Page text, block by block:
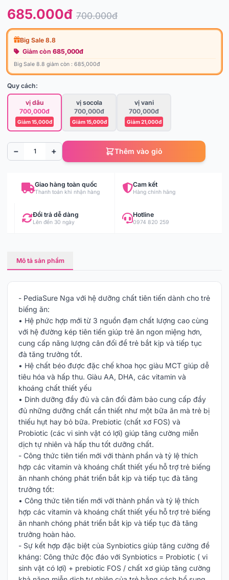
685.000đ 700.000đ
Big Sale 8.8
Giảm còn 685,000đ
Big Sale 8.8 giảm còn : 685,000đ
Quy cách:
vị dâu
700,000đ
Giảm 15,000đ
vị socola
700,000đ
Giảm 15,000đ
vị vani
700,000đ
Giảm 21,000đ
− + Thêm vào giỏ
Giao hàng toàn quốc
Thanh toán khi nhận hàng
Cam kết
Hàng chính hãng
Đổi trả dễ dàng
Lên đến 30 ngày
Hotline
0974 820 259
Mô tả sản phẩm
- PediaSure Nga với hệ dưỡng chất tiên tiến dành cho trẻ
biếng ăn:
• Hệ phức hợp mới từ 3 nguồn đạm chất lượng cao cùng
với hệ đường kép tiên tiến giúp trẻ ăn ngon miệng hơn,
cung cấp năng lượng cân đối để trẻ bắt kịp và tiếp tục
đà tăng trưởng tốt.
• Hệ chất béo được đặc chế khoa học giàu MCT giúp dễ
tiêu hóa và hấp thu. Giàu AA, DHA, các vitamin và
khoáng chất thiết yếu
• Dinh dưỡng đầy đủ và cân đối đảm bảo cung cấp đầy
đủ những dưỡng chất cần thiết như một bữa ăn mà trẻ bị
thiếu hụt hay bỏ bữa. Prebiotic (chất xơ FOS) và
Probiotic (các vi sinh vật có lợi) giúp tăng cường miễn
dịch tự nhiên và hấp thu tốt dưỡng chất.
- Công thức tiên tiến mới với thành phần và tỷ lệ thích
hợp các vitamin và khoáng chất thiết yếu hỗ trợ trẻ biếng
ăn nhanh chóng phát triển bắt kịp và tiếp tục đà tăng
trưởng tốt:
• Công thức tiên tiến mới với thành phần và tỷ lệ thích
hợp các vitamin và khoáng chất thiết yếu hỗ trợ trẻ biếng
ăn nhanh chóng phát triển bắt kịp và tiếp tục đà tăng
trưởng hoàn hảo.
- Sự kết hợp đặc biệt của Synbiotics giúp tăng cường đề
kháng: Công thức độc đáo với Synbiotics = Probiotic ( vi
sinh vật có lợi) + prebiotic FOS / chất xơ giúp tăng cường